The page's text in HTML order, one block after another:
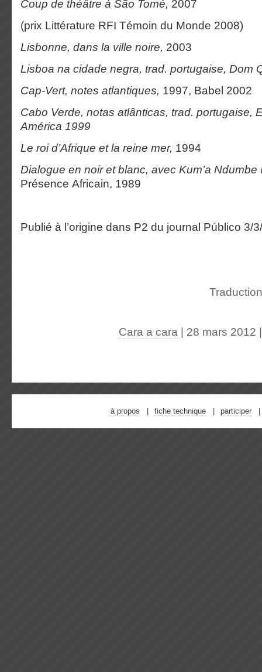
Coup de théâtre à São Tomé, 2007
(prix Littérature RFI Témoin du Monde 2008)
Lisbonne, dans la ville noire, 2003
Lisboa na cidade negra, trad. portugaise, Dom
Cap-Vert, notes atlantiques, 1997, Babel 2002
Cabo Verde, notas atlânticas, trad. portugaise,
América 1999
Le roi d’Afrique et la reine mer, 1994
Dialogue en noir et blanc, avec Kum’a Ndumbe
Présence Africain, 1989
Publié à l’origine dans P2 du journal Público 3/
Cara a cara | 28 mars 2012
à propos fiche technique participer